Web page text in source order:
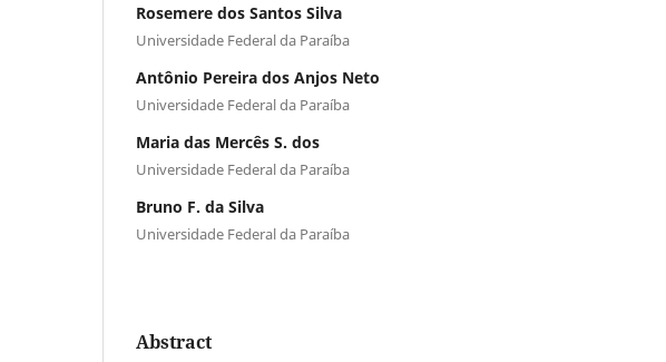
Rosemere dos Santos Silva
Universidade Federal da Paraíba
Antônio Pereira dos Anjos Neto
Universidade Federal da Paraíba
Maria das Mercês S. dos
Universidade Federal da Paraíba
Bruno F. da Silva
Universidade Federal da Paraíba
Abstract